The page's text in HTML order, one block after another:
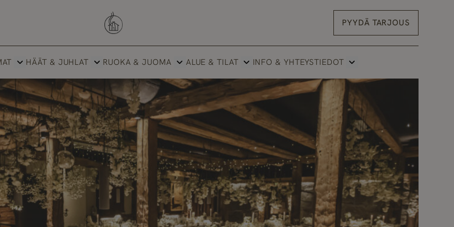
PYYDÄ TARJOUS
HÄÄT & JUHLAT RUOKA & JUOMA ALUE & TILAT INFO & YHTEYSTIEDOT